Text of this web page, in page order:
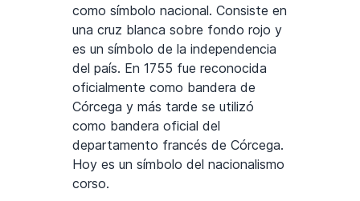
como símbolo nacional. Consiste en
una cruz blanca sobre fondo rojo y
es un símbolo de la independencia
del país. En 1755 fue reconocida
oficialmente como bandera de
Córcega y más tarde se utilizó
como bandera oficial del
departamento francés de Córcega.
Hoy es un símbolo del nacionalismo
corso.